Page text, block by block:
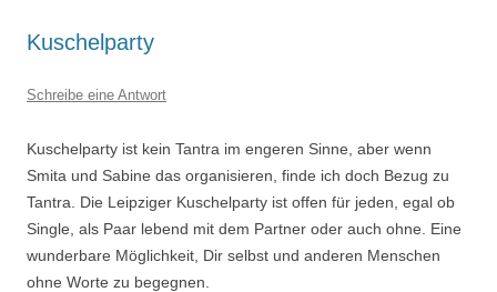
Kuschelparty
Schreibe eine Antwort
Kuschelparty ist kein Tantra im engeren Sinne, aber wenn
Smita und Sabine das organisieren, finde ich doch Bezug zu
Tantra. Die Leipziger Kuschelparty ist offen für jeden, egal ob
Single, als Paar lebend mit dem Partner oder auch ohne. Eine
wunderbare Möglichkeit, Dir selbst und anderen Menschen
ohne Worte zu begegnen.